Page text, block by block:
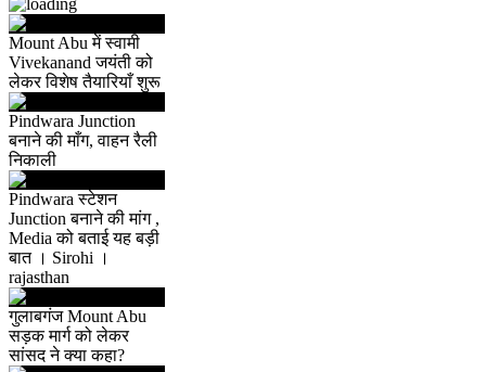
Mount Abu में स्वामी
Vivekanand जयंती को
लेकर विशेष तैयारियाँ शुरू
Pindwara Junction
बनाने की माँग, वाहन रैली
निकाली
Pindwara स्टेशन
Junction बनाने की मांग ,
Media को बताई यह बड़ी
बात । Sirohi ।
rajasthan
गुलाबगंज Mount Abu
सड़क मार्ग को लेकर
सांसद ने क्या कहा?